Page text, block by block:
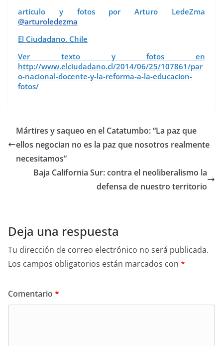
artículo y fotos por Arturo LedeZma
@arturoledezma
El Ciudadano. Chile
Ver texto y fotos en
http://www.elciudadano.cl/2014/06/25/107861/par
o-nacional-docente-y-la-reforma-a-la-educacion-
fotos/
Mártires y saqueo en el Catatumbo: “La paz que
ellos negocian no es la paz que nosotros realmente
necesitamos”
Baja California Sur: contra el neoliberalismo la
defensa de nuestro territorio
Deja una respuesta
Tu dirección de correo electrónico no será publicada.
Los campos obligatorios están marcados con *
Comentario *